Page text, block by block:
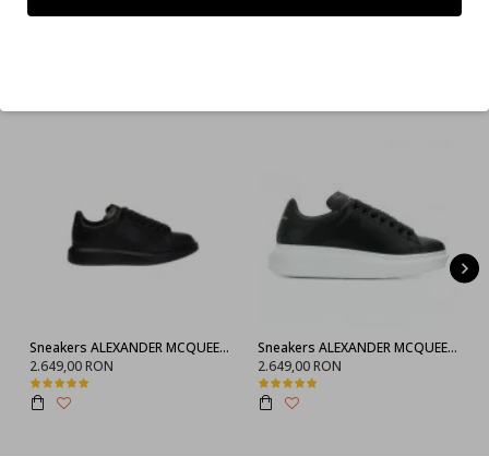
Sneakers ALEXANDER MCQUEEN, Negru full
2.649,00 RON
Sneakers ALEXANDER MCQUEEN, 553770WHGP01000
2.649,00 RON